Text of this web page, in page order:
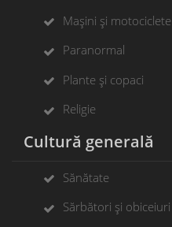
Mașini și motociclete
Paranormal
Plante și copaci
Religie
Cultură generală
Sănătate
Sărbători și obiceiuri